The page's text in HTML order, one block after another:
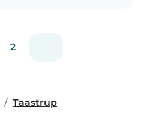
2
Taastrup